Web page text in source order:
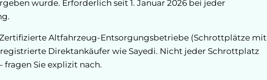
wurde. Erforderlich seit 1. Januar 2026 bei jeder
Altfahrzeug-Entsorgungsbetriebe (Schrottplätze mit
Direktankäufer wie Sayedi. Nicht jeder Schrottplatz
fragen Sie explizit nach.